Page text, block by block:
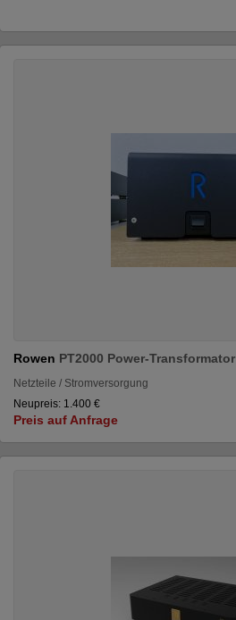
Rowen PT2000 Power-Transformator
Netzteile / Stromversorgung
Neupreis: 1.400 €
Preis auf Anfrage